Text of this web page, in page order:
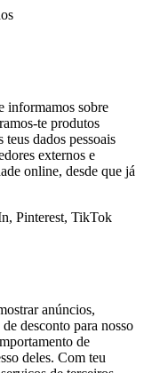
informamos sobre
te produtos
teus dados pessoais
externos e
online, desde que já
Pinterest, TikTok
anúncios,
desconto para nosso
de
deles. Com teu